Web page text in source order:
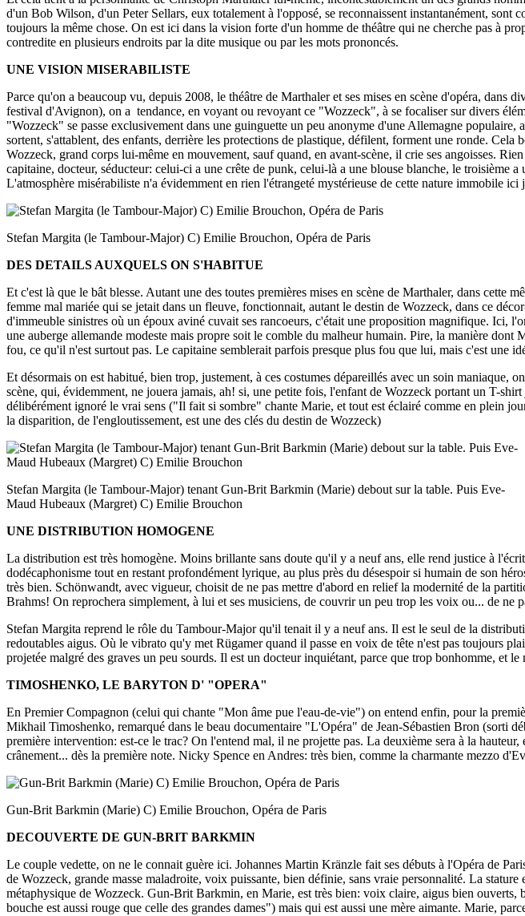
d'un Bob Wilson, d'un Peter Sellars, eux totalement à l'opposé, se reconnaissent instantanément,
toujours la même chose. On est ici dans la vision forte d'un homme de théâtre qui ne cherche pas à
contredite en plusieurs endroits par la dite musique ou par les mots prononcés.
UNE VISION MISERABILISTE
Parce qu'on a beaucoup vu, depuis 2008, le théâtre de Marthaler et ses mises en scène d'opéra,
festival d'Avignon), on a tendance, en voyant ou revoyant ce "Wozzeck", à se focaliser sur divers
"Wozzeck" se passe exclusivement dans une guinguette un peu anonyme d'une Allemagne populaire,
sortent, s'attablent, des enfants, derrière les protections de plastique, défilent, forment une ronde.
Wozzeck, grand corps lui-même en mouvement, sauf quand, en avant-scène, il crie ses angoisses.
capitaine, docteur, séducteur: celui-ci a une crête de punk, celui-là a une blouse blanche, le troisième
L'atmosphère misérabiliste n'a évidemment en rien l'étrangeté mystérieuse de cette nature immobile
Stefan Margita (le Tambour-Major) C) Emilie Brouchon, Opéra de Paris
DES DETAILS AUXQUELS ON S'HABITUE
Et c'est là que le bât blesse. Autant une des toutes premières mises en scène de Marthaler, dans
femme mal mariée qui se jetait dans un fleuve, fonctionnait, autant le destin de Wozzeck, dans ce
d'immeuble sinistres où un époux aviné cuvait ses rancoeurs, c'était une proposition magnifique. Ici,
une auberge allemande modeste mais propre soit le comble du malheur humain. Pire, la manière
fou, ce qu'il n'est surtout pas. Le capitaine semblerait parfois presque plus fou que lui, mais c'est une
Et désormais on est habitué, bien trop, justement, à ces costumes dépareillés avec un soin
scène, qui, évidemment, ne jouera jamais, ah! si, une petite fois, l'enfant de Wozzeck portant un T-
délibérément ignoré le vrai sens ("Il fait si sombre" chante Marie, et tout est éclairé comme en plein
la disparition, de l'engloutissement, est une des clés du destin de Wozzeck)
Stefan Margita (le Tambour-Major) tenant Gun-Brit Barkmin (Marie) debout sur la table. Puis Eve-
Maud Hubeaux (Margret) C) Emilie Brouchon
UNE DISTRIBUTION HOMOGENE
La distribution est très homogène. Moins brillante sans doute qu'il y a neuf ans, elle rend justice à
dodécaphonisme tout en restant profondément lyrique, au plus près du désespoir si humain de son
très bien. Schönwandt, avec vigueur, choisit de ne pas mettre d'abord en relief la modernité de la
Brahms! On reprochera simplement, à lui et ses musiciens, de couvrir un peu trop les voix ou... de ne
Stefan Margita reprend le rôle du Tambour-Major qu'il tenait il y a neuf ans. Il est le seul de la
redoutables aigus. Où le vibrato qu'y met Rügamer quand il passe en voix de tête n'est pas toujours
projetée malgré des graves un peu sourds. Il est un docteur inquiétant, parce que trop bonhomme, et
TIMOSHENKO, LE BARYTON D' "OPERA"
En Premier Compagnon (celui qui chante "Mon âme pue l'eau-de-vie") on entend enfin, pour la
Mikhail Timoshenko, remarqué dans le beau documentaire "L'Opéra" de Jean-Sébastien Bron (sorti
première intervention: est-ce le trac? On l'entend mal, il ne projette pas. La deuxième sera à la
crânement... dès la première note. Nicky Spence en Andres: très bien, comme la charmante mezzo
Gun-Brit Barkmin (Marie) C) Emilie Brouchon, Opéra de Paris
DECOUVERTE DE GUN-BRIT BARKMIN
Le couple vedette, on ne le connait guère ici. Johannes Martin Kränzle fait ses débuts à l'Opéra de
de Wozzeck, grande masse maladroite, voix puissante, bien définie, sans vraie personnalité. La
métaphysique de Wozzeck. Gun-Brit Barkmin, en Marie, est très bien: voix claire, aigus bien
bouche est aussi rouge que celle des grandes dames") mais qui est aussi une mère aimante. Marie,